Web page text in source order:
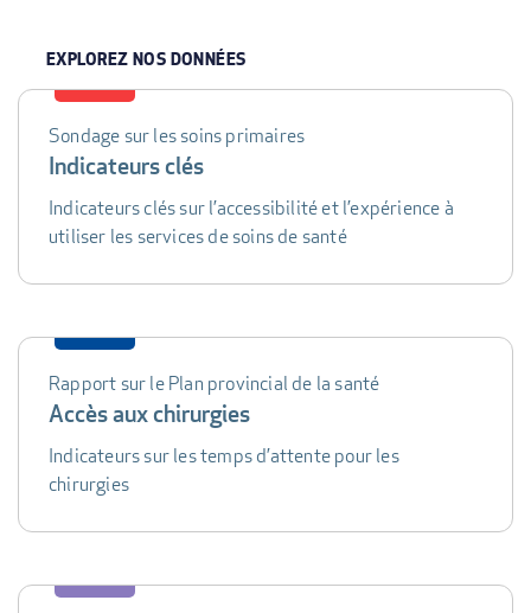
EXPLOREZ NOS DONNÉES
DATA
TABLE
Sondage sur les soins primaires
Indicateurs clés
Indicateurs clés sur l’accessibilité et l’expérience à
utiliser les services de soins de santé
Rapport sur le Plan provincial de la santé
Accès aux chirurgies
Indicateurs sur les temps d’attente pour les
chirurgies